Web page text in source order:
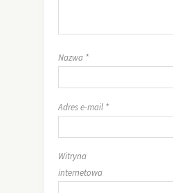
Nazwa *
Adres e-mail *
Witryna
internetowa